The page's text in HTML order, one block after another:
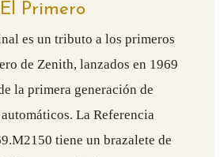
El Primero
es un tributo a los primeros
de Zenith, lanzados en 1969
la primera generación de
La Referencia
tiene un brazalete de